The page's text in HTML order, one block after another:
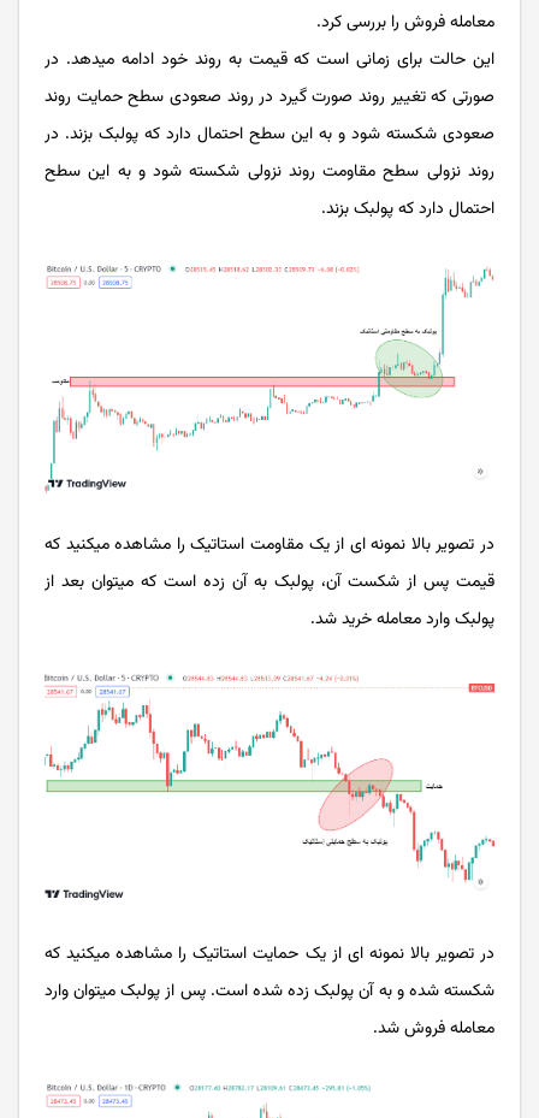
معامله فروش را بررسی کرد.
این حالت برای زمانی است که قیمت به روند خود ادامه می­دهد. در
صورتی که تغییر روند صورت گیرد در روند صعودی سطح حمایت روند
صعودی شکسته شود و به این سطح احتمال دارد که پولبک بزند. در
روند نزولی سطح مقاومت روند نزولی شکسته شود و به این سطح
احتمال دارد که پولبک بزند.
در تصویر بالا نمونه ای از یک مقاومت استاتیک را مشاهده می­کنید که
قیمت پس از شکست آن، پولبک به آن زده است که می­توان بعد از
پولبک وارد معامله خرید شد.
در تصویر بالا نمونه ای از یک حمایت استاتیک را مشاهده می­کنید که
شکسته شده و به آن پولبک زده شده است. پس از پولبک می­توان وارد
معامله فروش شد.